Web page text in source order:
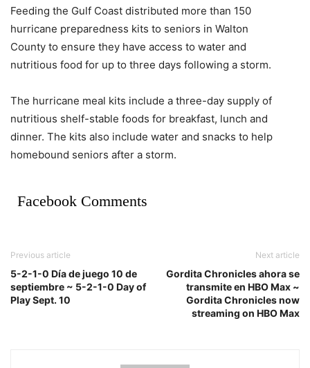
Feeding the Gulf Coast distributed more than 150
hurricane preparedness kits to seniors in Walton
County to ensure they have access to water and
nutritious food for up to three days following a storm.
The hurricane meal kits include a three-day supply of
nutritious shelf-stable foods for breakfast, lunch and
dinner. The kits also include water and snacks to help
homebound seniors after a storm.
Facebook Comments
Previous article
5-2-1-0 Día de juego 10 de
septiembre ~ 5-2-1-0 Day of
Play Sept. 10
Next article
Gordita Chronicles ahora se
transmite en HBO Max ~
Gordita Chronicles now
streaming on HBO Max